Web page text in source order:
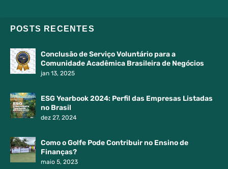
POSTS RECENTES
Conclusão de Serviço Voluntário para a
Comunidade Acadêmica Brasileira de Negócios
jan 13, 2025
ESG Yearbook 2024: Perfil das Empresas Listadas
no Brasil
dez 27, 2024
Como o Golfe Pode Contribuir no Ensino de
Finanças?
maio 5, 2023